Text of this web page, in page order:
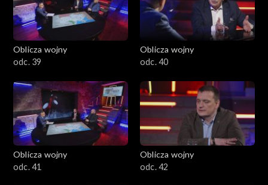
Oblicza wojny
odc. 39
Oblicza wojny
odc. 40
Oblicza wojny
odc. 41
Oblicza wojny
odc. 42